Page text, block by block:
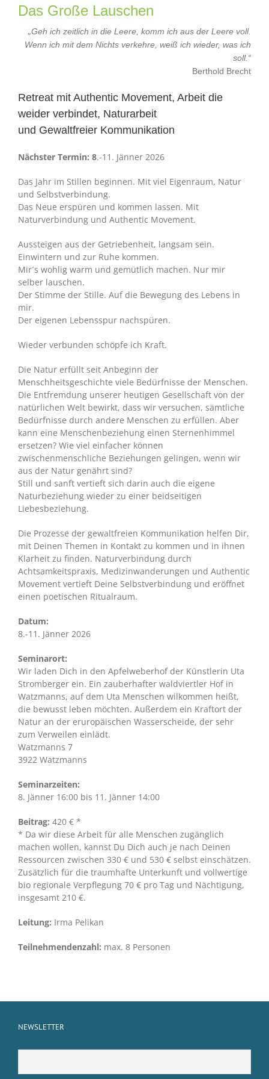
Das Große Lauschen
„Geh ich zeitlich in die Leere, komm ich aus der Leere voll.
Wenn ich mit dem Nichts verkehre, weiß ich wieder, was ich
soll.“
Berthold Brecht
Retreat mit Authentic Movement, Arbeit die
weider verbindet, Naturarbeit
und Gewaltfreier Kommunikation
Nächster Termin: 8.-11. Jänner 2026
Das Jahr im Stillen beginnen. Mit viel Eigenraum, Natur
und Selbstverbindung.
Das Neue erspüren und kommen lassen. Mit
Naturverbindung und Authentic Movement.
Aussteigen aus der Getriebenheit, langsam sein.
Einwintern und zur Ruhe kommen.
Mir´s wohlig warm und gemütlich machen. Nur mir
selber lauschen.
Der Stimme der Stille. Auf die Bewegung des Lebens in
mir.
Der eigenen Lebensspur nachspüren.
Wieder verbunden schöpfe ich Kraft.
Die Natur erfüllt seit Anbeginn der
Menschheitsgeschichte viele Bedürfnisse der Menschen.
Die Entfremdung unserer heutigen Gesellschaft von der
natürlichen Welt bewirkt, dass wir versuchen, sämtliche
Bedürfnisse durch andere Menschen zu erfüllen. Aber
kann eine Menschenbeziehung einen Sternenhimmel
ersetzen? Wie viel einfacher können
zwischenmenschliche Beziehungen gelingen, wenn wir
aus der Natur genährt sind?
Still und sanft vertieft sich darin auch die eigene
Naturbeziehung wieder zu einer beidseitigen
Liebesbeziehung.
Die Prozesse der gewaltfreien Kommunikation helfen Dir,
mit Deinen Themen in Kontakt zu kommen und in ihnen
Klarheit zu finden. Naturverbindung durch
Achtsamkeitspraxis, Medizinwanderungen und Authentic
Movement vertieft Deine Selbstverbindung und eröffnet
einen poetischen Ritualraum.
Datum:
8.-11. Jänner 2026
Seminarort:
Wir laden Dich in den Apfelweberhof der Künstlerin Uta
Stromberger ein. Ein zauberhafter waldviertler Hof in
Watzmanns, auf dem Uta Menschen wilkommen heißt,
die bewusst leben möchten. Außerdem ein Kraftort der
Natur an der eruropäischen Wasserscheide, der sehr
zum Verweilen einlädt.
Watzmanns 7
3922 Watzmanns
Seminarzeiten:
8. Jänner 16:00 bis 11. Jänner 14:00
Beitrag: 420 € *
* Da wir diese Arbeit für alle Menschen zugänglich
machen wollen, kannst Du Dich auch je nach Deinen
Ressourcen zwischen 330 € und 530 € selbst einschätzen.
Zusätzlich für die traumhafte Unterkunft und vollwertige
bio regionale Verpflegung 70 € pro Tag und Nächtigung,
insgesamt 210 €.
Leitung: Irma Pelikan
Teilnehmendenzahl: max. 8 Personen
NEWSLETTER